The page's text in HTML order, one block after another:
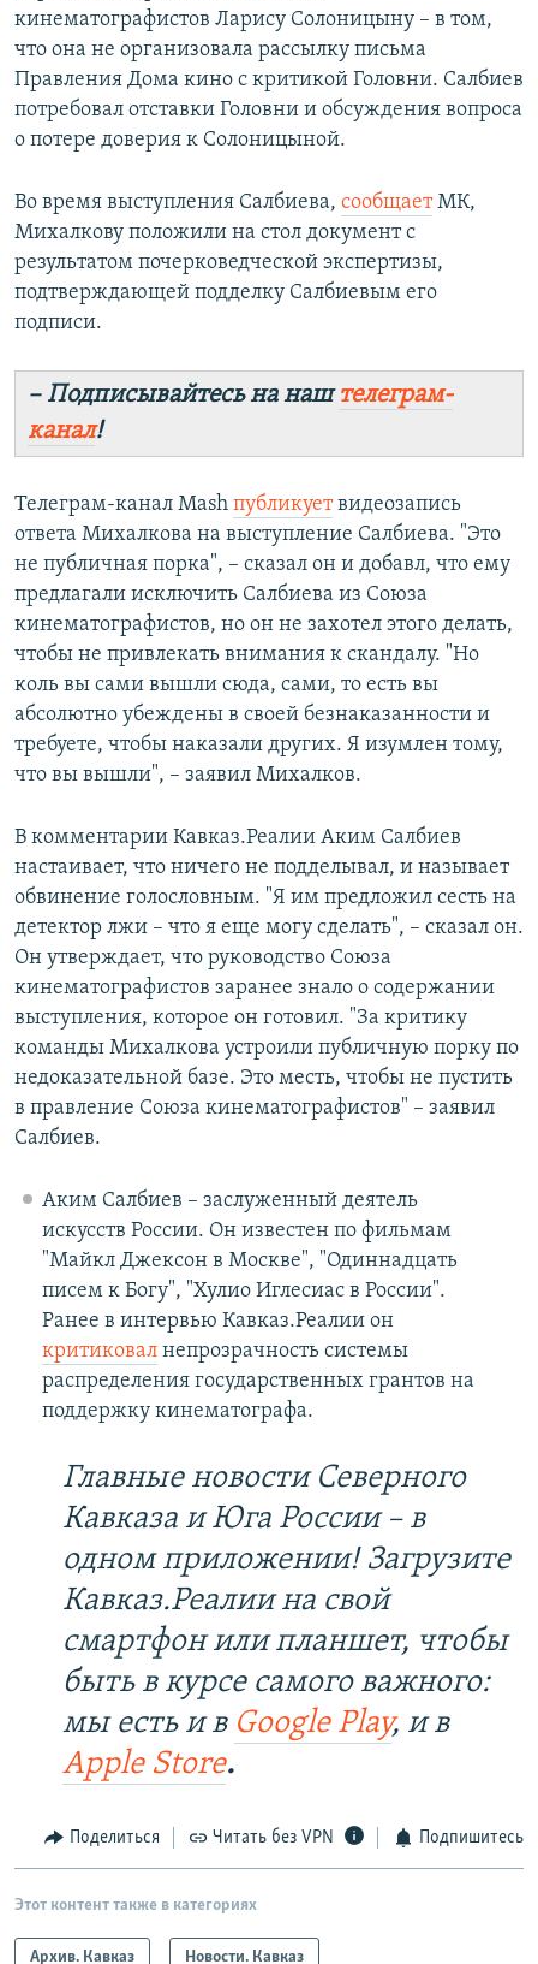
кинематографистов Ларису Солоницыну – в том,
что она не организовала рассылку письма
Правления Дома кино с критикой Головни. Салбиев
потребовал отставки Головни и обсуждения вопроса
о потере доверия к Солоницыной.
Во время выступления Салбиева, сообщаетМК,
Михалкову положили на стол документ с
результатом почерковедческой экспертизы,
подтверждающей подделку Салбиевым его
подписи.
– Подписывайтесь на наштелеграм-
канал!
Телеграм-канал Mash публикуетвидеозапись
ответа Михалкова на выступление Салбиева. "Это
не публичная порка", – сказал он и добавл, что ему
предлагали исключить Салбиева из Союза
кинематографистов, но он не захотел этого делать,
чтобы не привлекать внимания к скандалу. "Но
коль вы сами вышли сюда, сами, то есть вы
абсолютно убеждены в своей безнаказанности и
требуете, чтобы наказали других. Я изумлен тому,
что вы вышли", – заявил Михалков.
В комментарии Кавказ.Реалии Аким Салбиев
настаивает, что ничего не подделывал, и называет
обвинение голословным. "Я им предложил сесть на
детектор лжи – что я еще могу сделать", – сказал он.
Он утверждает, что руководство Союза
кинематографистов заранее знало о содержании
выступления, которое он готовил. "За критику
команды Михалкова устроили публичную порку по
недоказательной базе. Это месть, чтобы не пустить
в правление Союза кинематографистов" – заявил
Салбиев.
Аким Салбиев – заслуженный деятель
искусств России. Он известен по фильмам
"Майкл Джексон в Москве", "Одиннадцать
писем к Богу", "Хулио Иглесиас в России".
Ранее в интервью Кавказ.Реалии он
критиковалнепрозрачность системы
распределения государственных грантов на
поддержку кинематографа.
Главные новости Северного
Кавказа и Юга России – в
одном приложении! Загрузите
Кавказ.Реалии на свой
смартфон или планшет, чтобы
быть в курсе самого важного:
мы есть и в Google Play, и в
Apple Store.
Поделиться Читать без VPN Подпишитесь
Этот контент также в категориях
Архив. Кавказ Новости. Кавказ